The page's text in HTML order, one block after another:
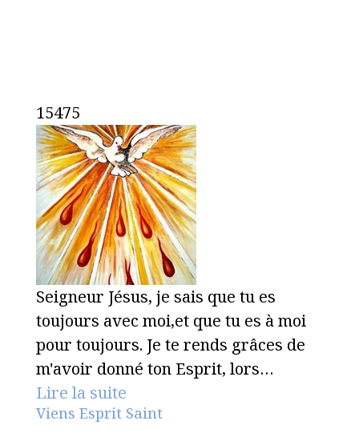
15475
Seigneur Jésus, je sais que tu es
toujours avec moi,et que tu es à moi
pour toujours. Je te rends grâces de
m'avoir donné ton Esprit, lors…
Lire la suite
Viens Esprit Saint